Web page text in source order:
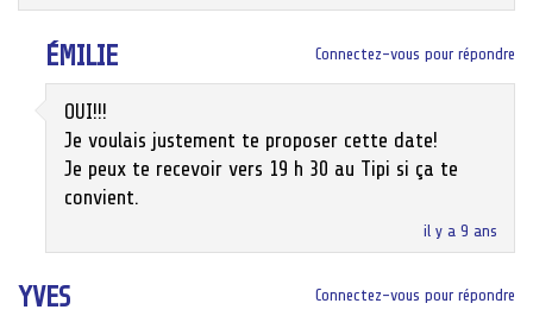
ÉMILIE
il y a 9 ans
OUI!!!
Je voulais justement te proposer cette date!
Je peux te recevoir vers 19 h 30 au Tipi si ça te
convient.
Connectez-vous pour répondre
YVES Connectez-vous pour répondre